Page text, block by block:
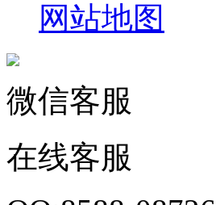
网站地图
微信客服
在线客服